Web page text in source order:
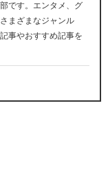
です。エンタメ、グ
まざまなジャンル
事やおすすめ記事を